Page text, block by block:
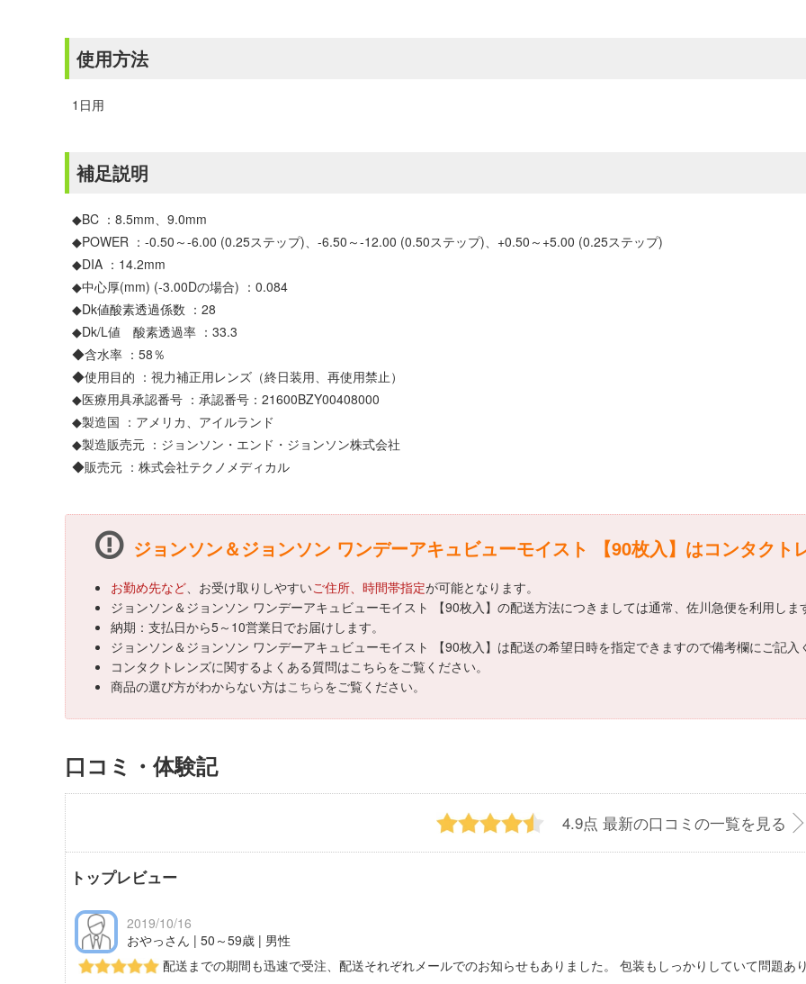
使用方法
1日用
補足説明
◆BC ：8.5mm、9.0mm
◆POWER ：-0.50～-6.00 (0.25ステップ)、-6.50～-12.00 (0.50ステップ)、+0.50～+5.00 (0.25ステップ)
◆DIA ：14.2mm
◆中心厚(mm) (-3.00Dの場合) ：0.084
◆Dk値酸素透過係数 ：28
◆Dk/L値 酸素透過率 ：33.3
◆含水率 ：58％
◆使用目的 ：視力補正用レンズ（終日装用、再使用禁止）
◆医療用具承認番号 ：承認番号：21600BZY00408000
◆製造国 ：アメリカ、アイルランド
◆製造販売元 ：ジョンソン・エンド・ジョンソン株式会社
◆販売元 ：株式会社テクノメディカル
ジョンソン＆ジョンソン ワンデーアキュビューモイスト 【90枚入】はコンタクト
お勤め先など、お受け取りしやすいご住所、時間帯指定が可能となります。
ジョンソン＆ジョンソン ワンデーアキュビューモイスト 【90枚入】の配送方法につきましては通常、佐川急便を利用しま
納期：支払日から5～10営業日でお届けします。
ジョンソン＆ジョンソン ワンデーアキュビューモイスト 【90枚入】は配送の希望日時を指定できますので備考欄にご記入
コンタクトレンズに関するよくある質問はこちらをご覧ください。
商品の選び方がわからない方はこちらをご覧ください。
口コミ・体験記
4.9点 最新の口コミの一覧を見る
トップレビュー
2019/10/16
おやっさん | 50～59歳 | 男性
配送までの期間も迅速で受注、配送それぞれメールでのお知らせもありました。 包装もしっかりしていて問題あ